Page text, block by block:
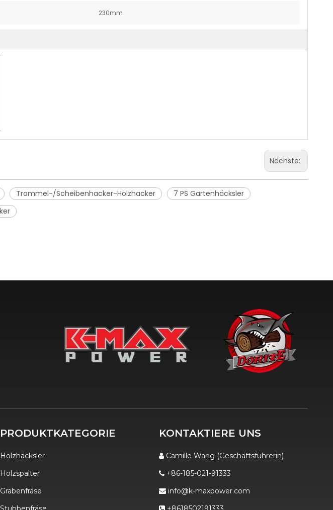
230mm
Nächste:
Trommel-/Scheibenhacker-Holzhacker
7 PS Gartenhäcksler
PRODUKTKATEGORIE
Holzhäcksler
Holzspalter
Grabenfräse
KONTAKTIERE UNS
 Camille Wang (Geschäftsführerin)
 +86-185-021-91333
 info@k-maxpower.com